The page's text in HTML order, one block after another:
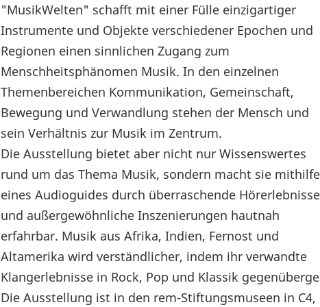
"MusikWelten" schafft mit einer Fülle einzigartiger
Instrumente und Objekte verschiedener Epochen und
Regionen einen sinnlichen Zugang zum
Menschheitsphänomen Musik. In den einzelnen
Themenbereichen Kommunikation, Gemeinschaft,
Bewegung und Verwandlung stehen der Mensch und
sein Verhältnis zur Musik im Zentrum.
Die Ausstellung bietet aber nicht nur Wissenswertes
rund um das Thema Musik, sondern macht sie mithilfe
eines Audioguides durch überraschende Hörerlebnisse
und außergewöhnliche Inszenierungen hautnah
erfahrbar. Musik aus Afrika, Indien, Fernost und
Altamerika wird verständlicher, indem ihr verwandte
Klangerlebnisse in Rock, Pop und Klassik
Die Ausstellung ist in den rem-Stiftungsmuseen in C4,